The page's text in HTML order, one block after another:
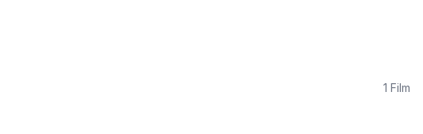
1 Film